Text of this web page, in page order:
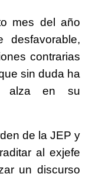
mes del año
desfavorable,
contrarias
sin duda ha
alza en su
de la JEP y
al exjefe
un discurso